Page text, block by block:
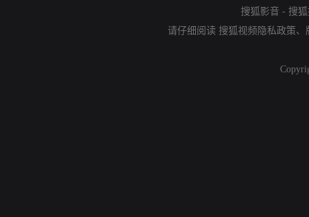
搜狐影音 - 搜
请仔细阅读 搜狐视频隐私政策、